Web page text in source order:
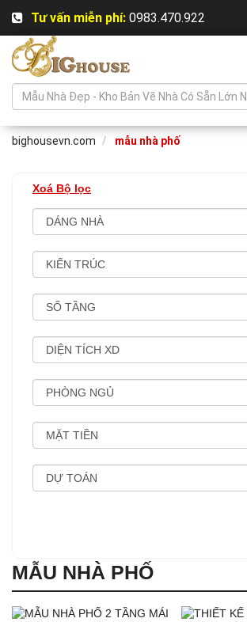
Tư vấn miễn phí: 0983.470.922
bighousevn.com mẫu nhà phố
Xoá Bộ lọc
MẪU NHÀ PHỐ